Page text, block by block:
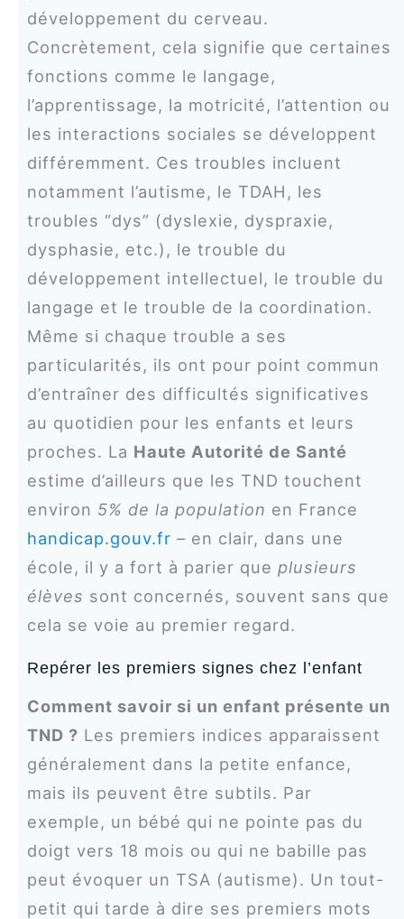
développement du cerveau.
Concrètement, cela signifie que certaines
fonctions comme le langage,
l’apprentissage, la motricité, l’attention ou
les interactions sociales se développent
différemment. Ces troubles incluent
notamment l’autisme, le TDAH, les
troubles “dys” (dyslexie, dyspraxie,
dysphasie, etc.), le trouble du
développement intellectuel, le trouble du
langage et le trouble de la coordination.
Même si chaque trouble a ses
particularités, ils ont pour point commun
d’entraîner des difficultés significatives
au quotidien pour les enfants et leurs
proches. La Haute Autorité de Santé
estime d’ailleurs que les TND touchent
environ 5% de la population en France
handicap.gouv.fr – en clair, dans une
école, il y a fort à parier que plusieurs
élèves sont concernés, souvent sans que
cela se voie au premier regard.
Repérer les premiers signes chez l’enfant
Comment savoir si un enfant présente un
TND ? Les premiers indices apparaissent
généralement dans la petite enfance,
mais ils peuvent être subtils. Par
exemple, un bébé qui ne pointe pas du
doigt vers 18 mois ou qui ne babille pas
peut évoquer un TSA (autisme). Un tout-
petit qui tarde à dire ses premiers mots